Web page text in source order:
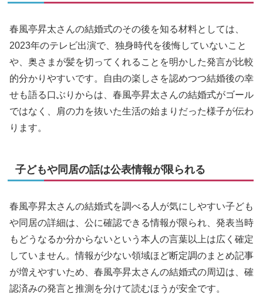
春風亭昇太さんの結婚式のその後を知る材料としては、
2023年のテレビ出演で、独身時代を後悔していないこと
や、奥さまが髪を切ってくれることを明かした発言が比較
的分かりやすいです。自由の楽しさを認めつつ結婚後の幸
せも語る口ぶりからは、春風亭昇太さんの結婚式がゴール
ではなく、肩の力を抜いた生活の始まりだった様子が伝わ
ります。
子どもや同居の話は公表情報が限られる
春風亭昇太さんの結婚式を調べる人が気にしやすい子ども
や同居の詳細は、公に確認できる情報が限られ、発表当時
もどうなるか分からないという本人の言葉以上は広く確定
していません。情報が少ない領域ほど断定調のまとめ記事
が増えやすいため、春風亭昇太さんの結婚式の周辺は、確
認済みの発言と推測を分けて読むほうが安全です。